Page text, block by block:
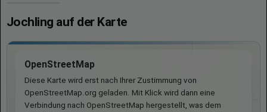
Jochling auf der Karte
OpenStreetMap
Diese Karte wird erst nach Ihrer Zustimmung von
OpenStreetMap.org geladen. Mit Klick wird dann eine
Verbindung nach OpenStreetMap hergestellt, was dem